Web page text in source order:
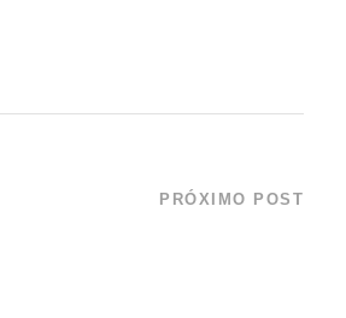
PRÓXIMO POST